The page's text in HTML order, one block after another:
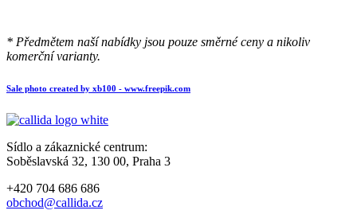
* Předmětem naší nabídky jsou pouze směrné ceny a nikoliv
komerční varianty.
Sale photo created by xb100 - www.freepik.com
Sídlo a zákaznické centrum:
Soběslavská 32, 130 00, Praha 3
+420 704 686 686
obchod@callida.cz